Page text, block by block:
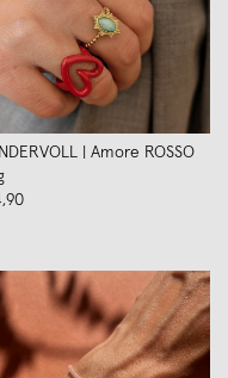
| Amore ROSSO